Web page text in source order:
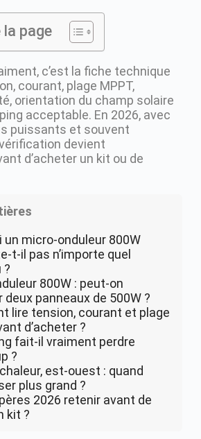
la page
c’est la fiche technique
courant, plage MPPT,
orientation du champ solaire
acceptable. En 2026, avec
puissants et souvent
devient
d’acheter un kit ou de
un micro-onduleur 800W
t-il pas n’importe quel
?
800W : peut-on
deux panneaux de 500W ?
lire tension, courant et plage
d’acheter ?
fait-il vraiment perdre
?
est-ouest : quand
plus grand ?
2026 retenir avant de
kit ?